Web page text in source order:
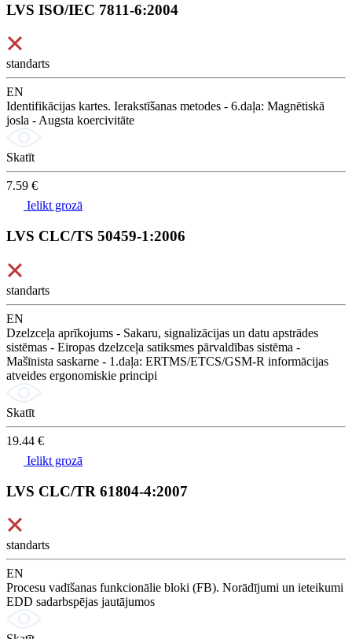
LVS ISO/IEC 7811-6:2004
standarts
EN
Identifikācijas kartes. Ierakstīšanas metodes - 6.daļa: Magnētiskā
josla - Augsta koercivitāte
Skatīt
7.59 €
Ielikt grozā
LVS CLC/TS 50459-1:2006
standarts
EN
Dzelzceļa aprīkojums - Sakaru, signalizācijas un datu apstrādes
sistēmas - Eiropas dzelzceļa satiksmes pārvaldības sistēma -
Mašīnista saskarne - 1.daļa: ERTMS/ETCS/GSM-R informācijas
atveides ergonomiskie principi
Skatīt
19.44 €
Ielikt grozā
LVS CLC/TR 61804-4:2007
standarts
EN
Procesu vadīšanas funkcionālie bloki (FB). Norādījumi un ieteikumi
EDD sadarbspējas jautājumos